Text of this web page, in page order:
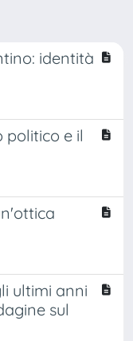
identità
politico e il
ultimi anni
sul